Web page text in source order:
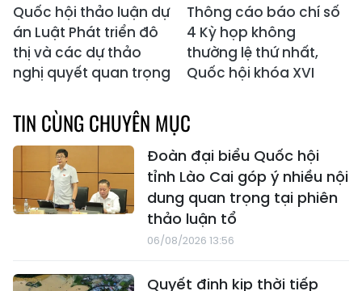
Quốc hội thảo luận dự
án Luật Phát triển đô
thị và các dự thảo
nghị quyết quan trọng
Thông cáo báo chí số
4 Kỳ họp không
thường lệ thứ nhất,
Quốc hội khóa XVI
TIN CÙNG CHUYÊN MỤC
Đoàn đại biểu Quốc hội
tỉnh Lào Cai góp ý nhiều nội
dung quan trọng tại phiên
thảo luận tổ
06/08/2026 13:56
Quyết định kịp thời tiếp